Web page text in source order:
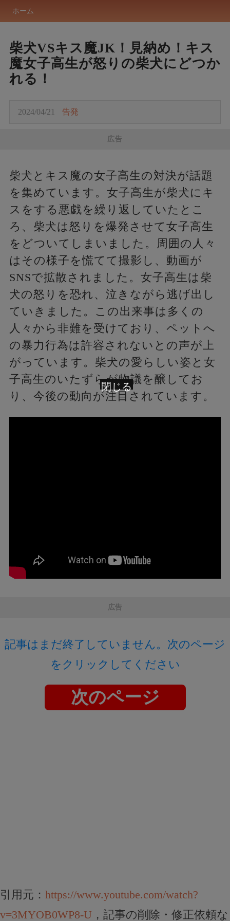
ホーム
柴犬VSキス魔JK！見納め！キス
魔女子高生が怒りの柴犬にどつか
れる！
2024/04/21 告発
広告
柴犬とキス魔の女子高生の対決が話題
を集めています。女子高生が柴犬にキ
スをする悪戯を繰り返していたとこ
ろ、柴犬は怒りを爆発させて女子高生
をどついてしまいました。周囲の人々
はその様子を慌てて撮影し、動画が
SNSで拡散されました。女子高生は柴
犬の怒りを恐れ、泣きながら逃げ出し
ていきました。この出来事は多くの
人々から非難を受けており、ペットへ
の暴力行為は許容されないとの声が上
がっています。柴犬の愛らしい姿と女
子高生のいたずらが物議を醸してお
り、今後の動向が注目されています。
広告
記事はまだ終了していません。次のページ
をクリックしてください
次のページ
引用元： https://www.youtube.com/watch?
v=3MYOB0WP8-U ，記事の削除・修正依頼な
閉じる